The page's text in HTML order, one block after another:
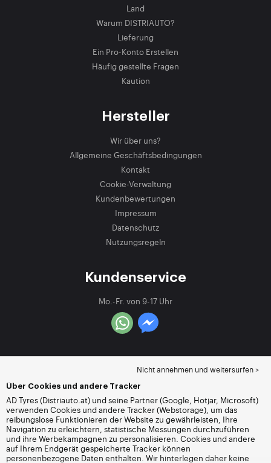
Land
Warum DISTRIAUTO?
Lieferung
Ein Pro-Konto Erstellen
Häufig gestellte Fragen
Kaution
Hersteller
Wir über uns?
Allgemeine Geschäftsbedingungen
Kontakt
Cookie-Verwaltung
Kundenbewertungen
Impressum
Datenschutz
Nutzungsregeln
Kundenservice
Mo.-Fr. von 9-17 Uhr
Nicht annehmen und weitersurfen >
Über Cookies und andere Tracker
AD Tyres (Distriauto.at) und seine Partner (Google, Hotjar, Microsoft)
verwenden Cookies und andere Tracker (Webstorage), um das
reibungslose Funktionieren der Website zu gewährleisten, Ihre
Navigation zu erleichtern, statistische Messungen durchzuführen
und ihre Werbekampagnen zu personalisieren. Cookies und andere
auf Ihrem Endgerät gespeicherte Tracker können
personenbezogene Daten enthalten. Wir hinterlegen daher keine